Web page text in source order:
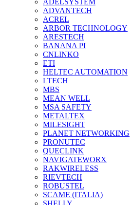
ADELSYSTEM
ADVANTECH
ACREL
ARBOR TECHNOLOGY
ARESTECH
BANANA PI
CNLINKO
ETI
HELTEC AUTOMATION
LTECH
MBS
MEAN WELL
MSA SAFETY
METALTEX
MILESIGHT
PLANET NETWORKING
PRONUTEC
QUECLINK
NAVIGATEWORX
RAKWIRELESS
RIEVTECH
ROBUSTEL
SCAME (ITALIA)
SHELLY